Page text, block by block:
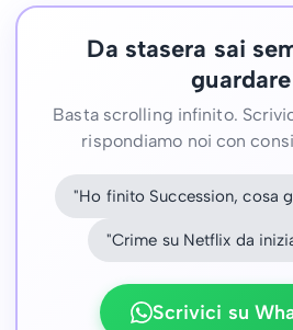
Da stasera sai
guardare
Basta scrolling infinito.
rispondiamo noi con
"Ho finito Succession, cosa
"Crime su Netflix da
Scrivici su